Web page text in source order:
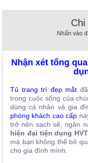
Trang
trang
Thất
Nhà
Hàng
Thất
Hàng
Chi
Nhấn vào
Nhận xét tổng
Tủ trang trí đẹp mắt
trong cuộc sống của
dùng cá nhân và gia
phòng khách cao cấp
trở nên sạch sẽ, ngăn
hiện đại tiện dụng
mà bạn không thể bỏ
cho gia đình mình.